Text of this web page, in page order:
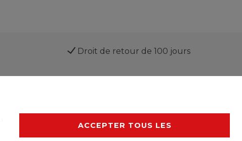
Droit de retour de 100 jours
ACCEPTER TOUS LES